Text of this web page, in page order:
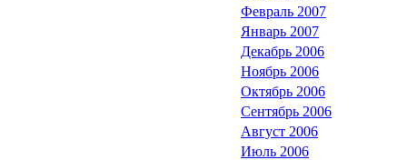
Февраль 2007
Январь 2007
Декабрь 2006
Ноябрь 2006
Октябрь 2006
Сентябрь 2006
Август 2006
Июль 2006